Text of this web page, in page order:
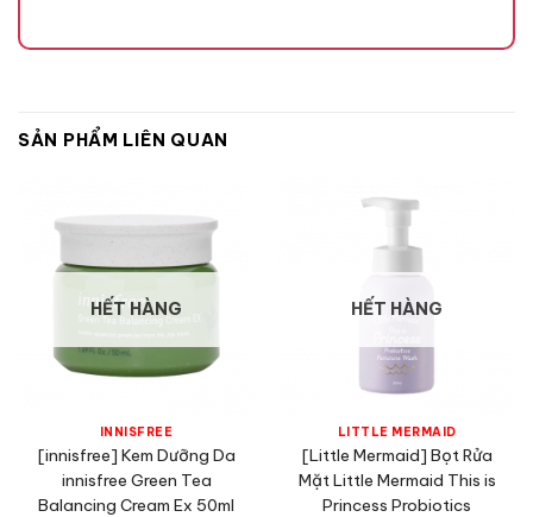
SẢN PHẨM LIÊN QUAN
HẾT HÀNG
INNISFREE
[innisfree] Kem Dưỡng Da
innisfree Green Tea
Balancing Cream Ex 50ml
HẾT HÀNG
LITTLE MERMAID
[Little Mermaid] Bọt Rửa
Mặt Little Mermaid This is
Princess Probiotics